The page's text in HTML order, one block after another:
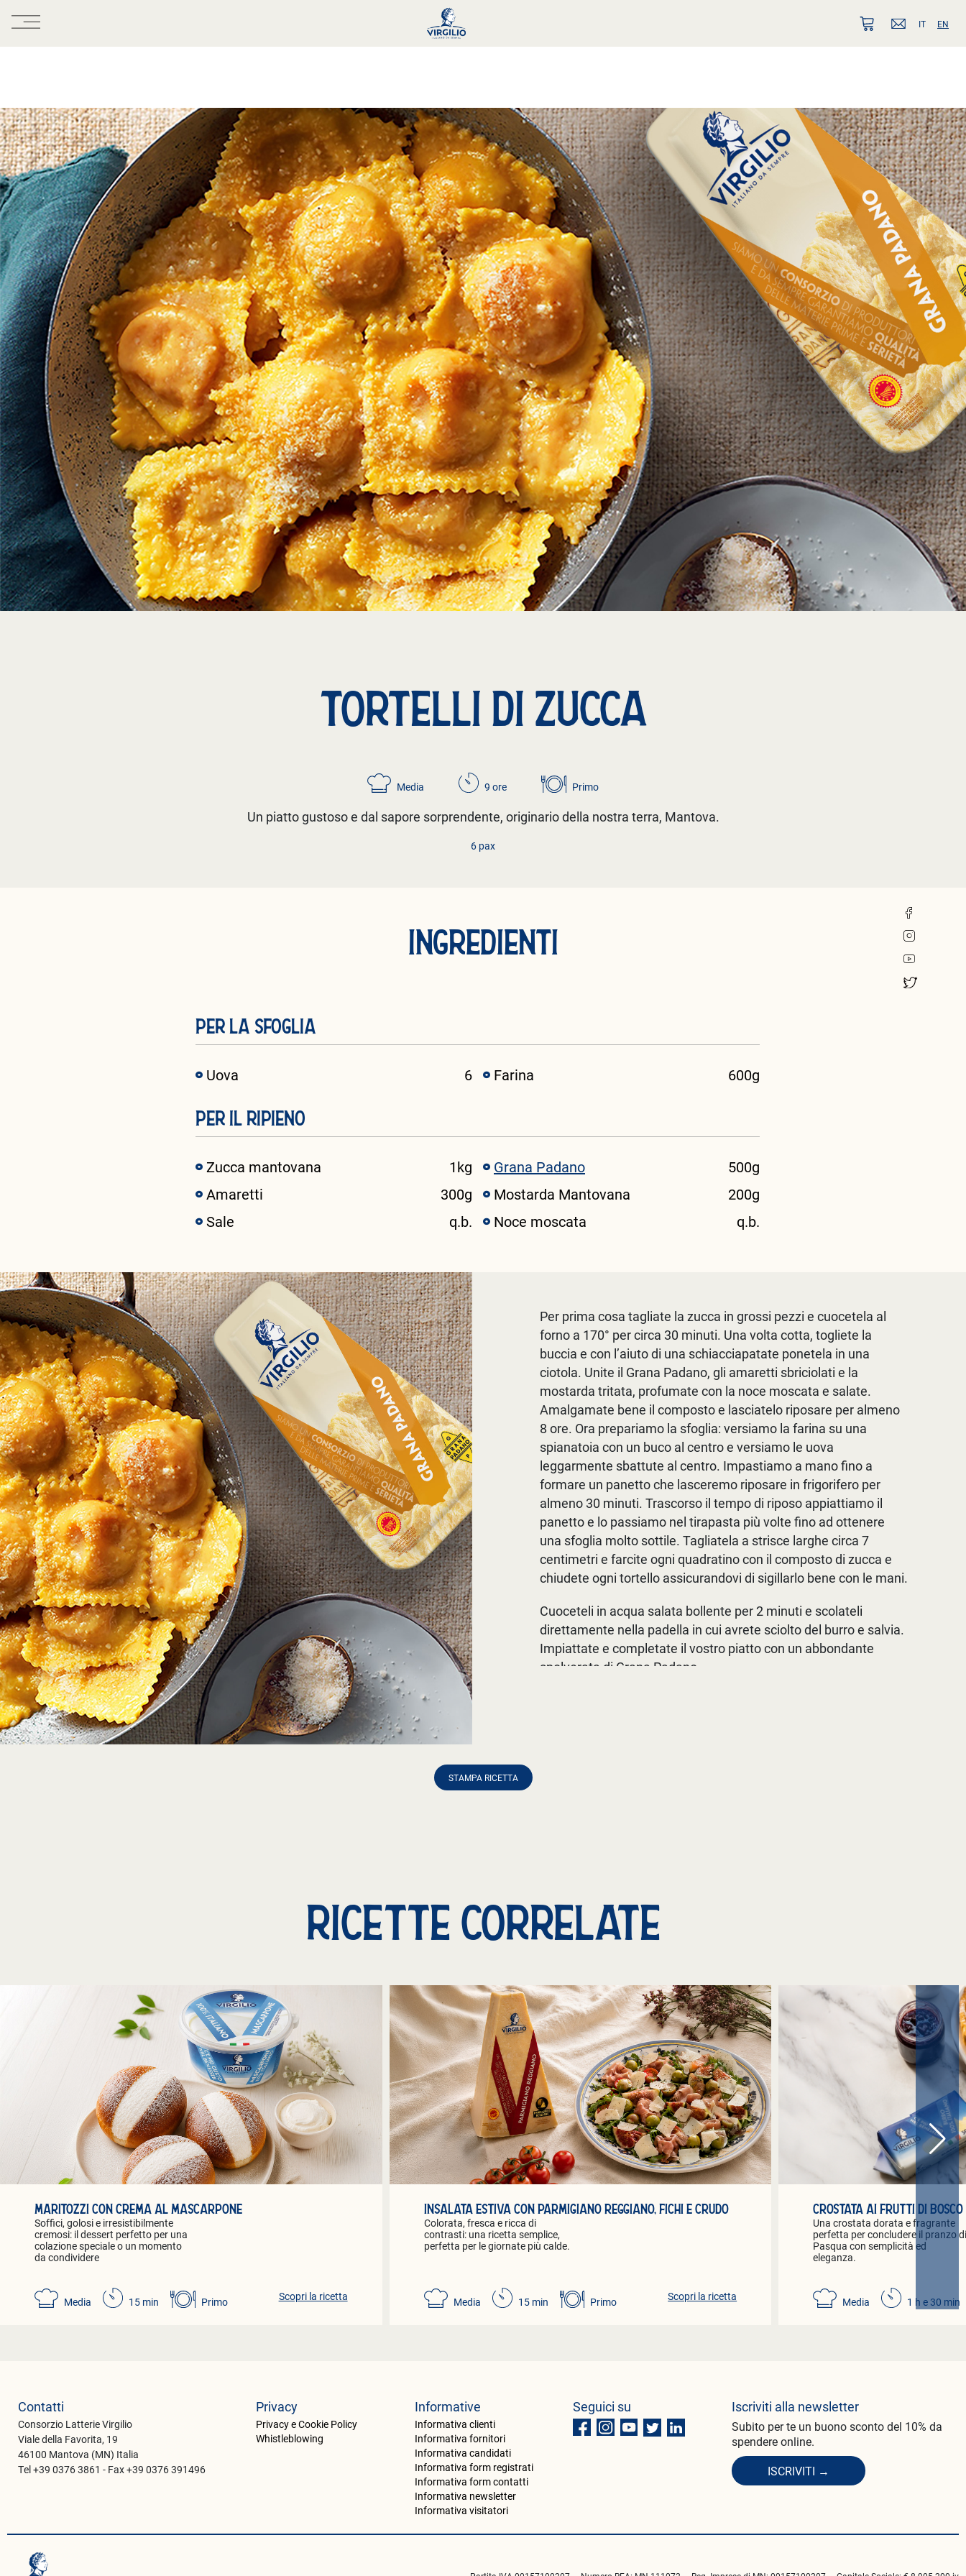
IT EN
TORTELLI DI ZUCCA
Media 9 ore Primo
Un piatto gustoso e dal sapore sorprendente, originario della nostra terra, Mantova.
6 pax
INGREDIENTI
PER LA SFOGLIA
Uova 6 Farina 600g
PER IL RIPIENO
Zucca mantovana 1kg Grana Padano
500g
Amaretti
300g Mostarda Mantovana
200g
Sale
q.b. Noce moscata q.b.
Per prima cosa tagliate la zucca in grossi pezzi e cuocetela al
forno a 170° per circa 30 minuti. Una volta cotta, togliete la
buccia e con l’aiuto di una schiacciapatate ponetela in una
ciotola. Unite il Grana Padano, gli amaretti sbriciolati e la
mostarda tritata, profumate con la noce moscata e salate.
Amalgamate bene il composto e lasciatelo riposare per almeno
8 ore. Ora prepariamo la sfoglia: versiamo la farina su una
spianatoia con un buco al centro e versiamo le uova
leggarmente sbattute al centro. Impastiamo a mano fino a
formare un panetto che lasceremo riposare in frigorifero per
almeno 30 minuti. Trascorso il tempo di riposo appiattiamo il
panetto e lo passiamo nel tirapasta più volte fino ad ottenere
una sfoglia molto sottile. Tagliatela a strisce larghe circa 7
centimetri e farcite ogni quadratino con il composto di zucca e
chiudete ogni tortello assicurandovi di sigillarlo bene con le mani.
Cuoceteli in acqua salata bollente per 2 minuti e scolateli
direttamente nella padella in cui avrete sciolto del burro e salvia.
Impiattate e completate il vostro piatto con un abbondante
spolverata di Grana Padano.
STAMPA RICETTA
RICETTE CORRELATE
MARITOZZI CON CREMA AL MASCARPONE
Soffici, golosi e irresistibilmente
cremosi: il dessert perfetto per una
colazione speciale o un momento
da condividere
Media 15 min Primo Scopri la ricetta
INSALATA ESTIVA CON PARMIGIANO REGGIANO, FICHI E CRUDO
Colorata, fresca e ricca di
contrasti: una ricetta semplice,
perfetta per le giornate più calde.
Media 15 min Primo Scopri la ricetta
CROSTATA AI FRUTTI DI BOSCO
Una crostata dorata e fragrante
perfetta per concludere il pranzo
Pasqua con semplicità ed
eleganza.
Media 1 h e 30 min
Contatti
Consorzio Latterie Virgilio
Viale della Favorita, 19
46100 Mantova (MN) Italia
Tel +39 0376 3861 - Fax +39 0376 391496
Privacy
Privacy e Cookie Policy
Whistleblowing
Informative
Informativa clienti
Informativa fornitori
Informativa candidati
Informativa form registrati
Informativa form contatti
Informativa newsletter
Informativa visitatori
Seguici su Iscriviti alla newsletter
Subito per te un buono sconto del 10% da
spendere online.
ISCRIVITI →